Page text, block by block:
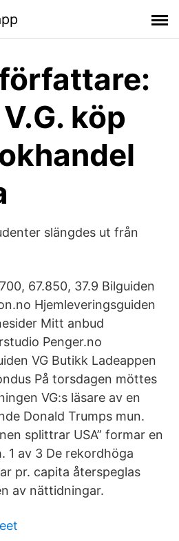
köp
slängdes ut från
67.850, 37.9 Bilguiden
Hjemleveringsguiden
Mitt anbud
Penger.no
VG Butikk Ladeappen
På torsdagen möttes
VG:s läsare av en
Donald Trumps mun.
splittrar USA” formar en
1 av 3 De rekordhöga
pr. capita återspeglas
av nättidningar.